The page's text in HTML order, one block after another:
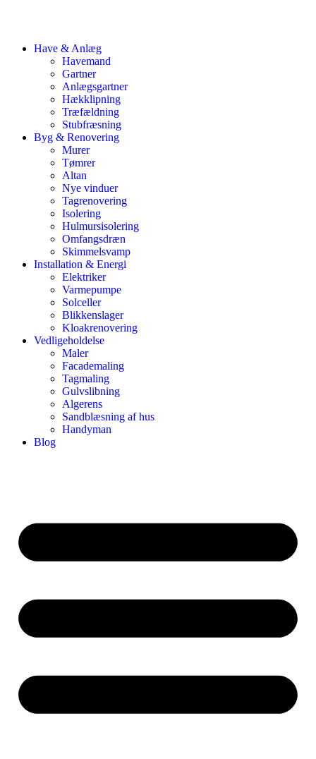
Have & Anlæg
Havemand
Gartner
Anlægsgartner
Hækklipning
Træfældning
Stubfræsning
Byg & Renovering
Murer
Tømrer
Altan
Nye vinduer
Tagrenovering
Isolering
Hulmursisolering
Omfangsdræn
Skimmelsvamp
Installation & Energi
Elektriker
Varmepumpe
Solceller
Blikkenslager
Kloakrenovering
Vedligeholdelse
Maler
Facademaling
Tagmaling
Gulvslibning
Algerens
Sandblæsning af hus
Handyman
Blog